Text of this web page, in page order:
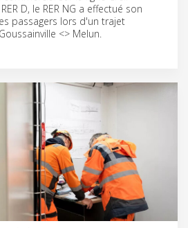
D, le RER NG a effectué son
passagers lors d'un trajet
<> Melun.